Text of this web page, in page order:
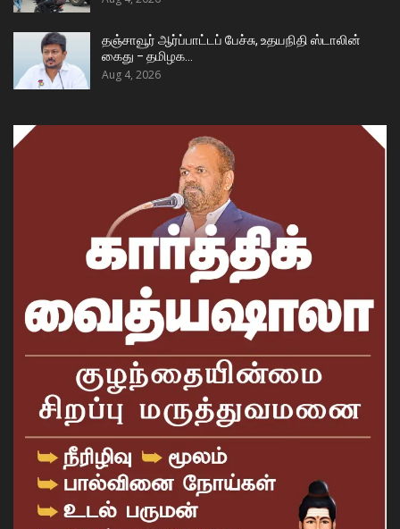
தஞ்சாவூர் ஆர்ப்பாட்டப் பேச்சு, உதயநிதி ஸ்டாலின்
கைது – தமிழக…
Aug 4, 2026